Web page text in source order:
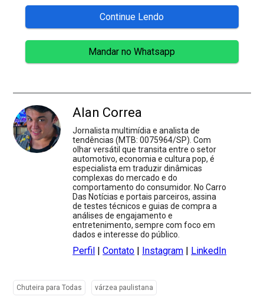
Continue Lendo
Mandar no Whatsapp
Alan Correa
Jornalista multimídia e analista de
tendências (MTB: 0075964/SP). Com
olhar versátil que transita entre o setor
automotivo, economia e cultura pop, é
especialista em traduzir dinâmicas
complexas do mercado e do
comportamento do consumidor. No Carro
Das Notícias e portais parceiros, assina
de testes técnicos e guias de compra a
análises de engajamento e
entretenimento, sempre com foco em
dados e interesse do público.
Perfil |Contato | Instagram | LinkedIn
Chuteira para Todas várzea paulistana